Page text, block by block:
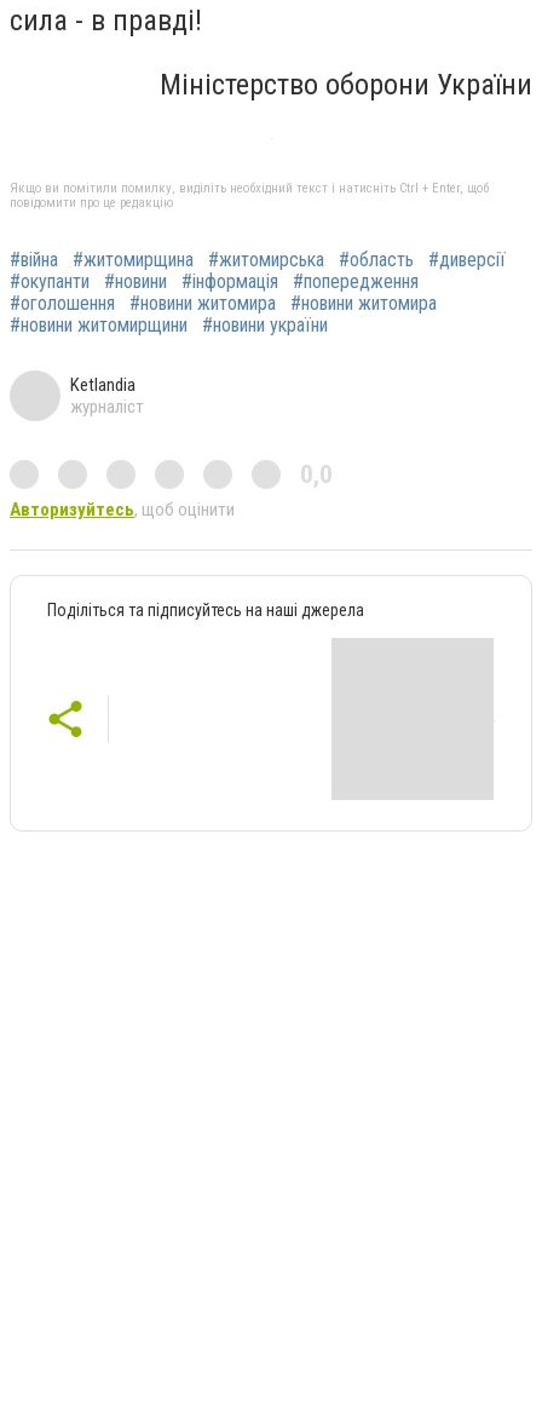
сила - в правді!
Міністерство оборони України
Якщо ви помітили помилку, виділіть необхідний текст і натисніть Ctrl + Enter, щоб
повідомити про це редакцію
#війна #житомирщина #житомирська #область
#диверсії
#окупанти
#новини #інформація
#попередження
#оголошення
#новини житомира
#новини житомира
#новини житомирщини
#новини україни
Ketlandia
журналіст
0,0
Авторизуйтесь, щоб оцінити
Поділіться та підписуйтесь на наші джерела